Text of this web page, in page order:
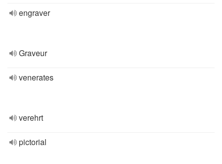
engraver
Graveur
venerates
verehrt
pictorial